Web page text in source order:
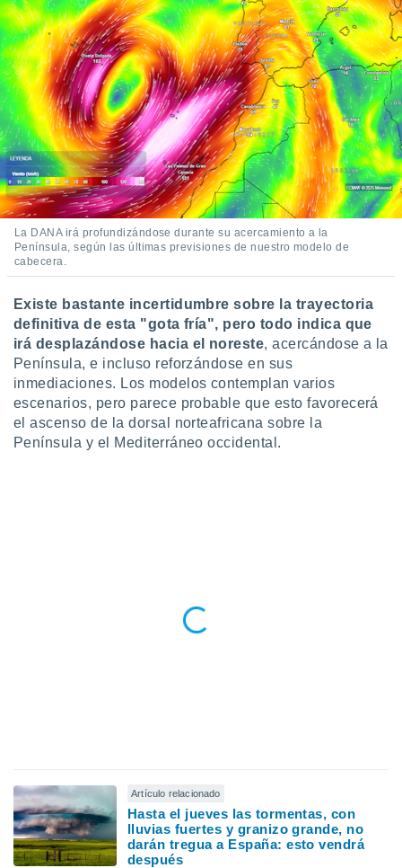
utilizar
crear un
uso de
la
contenido
medir el
de la
el
del
de
de
de
de
uso de
con el
La DANA irá profundizándose durante su acercamiento a la
Península, según las últimas previsiones de nuestro modelo de
cabecera.
Existe bastante incertidumbre sobre la trayectoria
definitiva de esta "gota fría", pero todo indica que
irá desplazándose hacia el noreste, acercándose a la
Península, e incluso reforzándose en sus
inmediaciones. Los modelos contemplan varios
escenarios, pero parece probable que esto favorecerá
el ascenso de la dorsal norteafricana sobre la
Península y el Mediterráneo occidental.
Artículo relacionado
Hasta el jueves las tormentas, con
lluvias fuertes y granizo grande, no
darán tregua a España: esto vendrá
después